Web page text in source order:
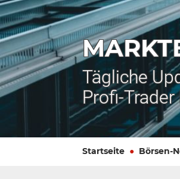
Tägliche
Profi-
Startseite Börsen-